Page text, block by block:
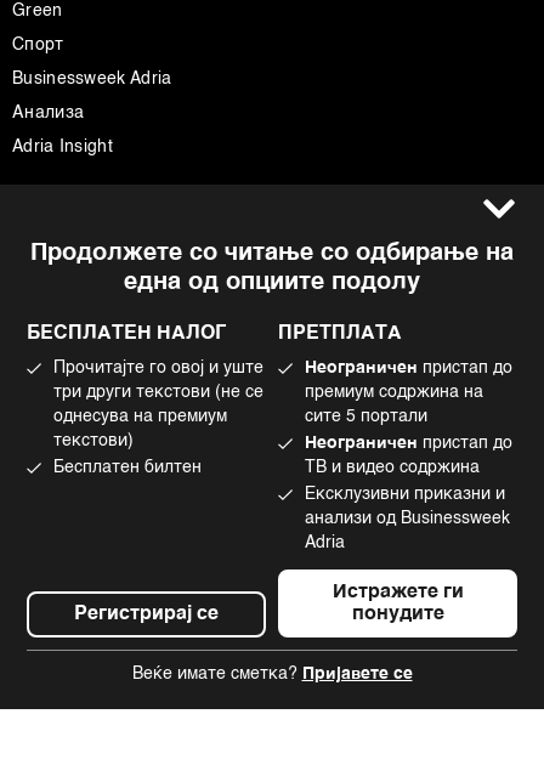
Продолжете со читање со одбирање на
една од опциите подолу
БЕСПЛАТЕН НАЛОГ
Прочитајте го овој и уште
три други текстови (не се
однесува на премиум
текстови)
Бесплатен билтен
Регистрирај се
ПРЕТПЛАТА
Неограничен пристап до
премиум содржина на
сите 5 портали
Неограничен пристап до
ТВ и видео содржина
Ексклузивни приказни и
анализи од Businessweek
Adria
Истражете ги
понудите
Веќе имате сметка? Пријавете се
Green
Спорт
Businessweek Adria
Анализа
Adria Insight
Импресум
Политика на приватност
Употреба на вештачка интелигенција
Facebook
Instagram
Tiktok
©2022 - 2026 Bloomberg L.P. All Rights Reserved. BLOOMBERG and the
BLOOMBERG logo are registered trademarks and service marks of
Bloomberg Finance L.P. or its subsidiaries, displayed with permission
Bloomberg Adria is a Mtel Swiss SA Property
News CMS by Cubes